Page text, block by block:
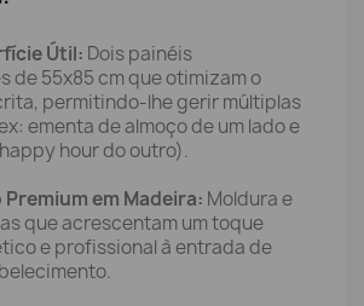
Útil: Dois painéis
de 55x85 cm que otimizam o
permitindo-lhe gerir múltiplas
ementa de almoço de um lado e
hour do outro).
em Madeira: Moldura e
que acrescentam um toque
e profissional à entrada de